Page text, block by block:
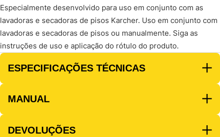
Especialmente desenvolvido para uso em conjunto com as
lavadoras e secadoras de pisos Karcher. Uso em conjunto com
lavadoras e secadoras de pisos ou manualmente. Siga as
instruções de uso e aplicação do rótulo do produto.
ESPECIFICAÇÕES TÉCNICAS
MANUAL
DEVOLUÇÕES